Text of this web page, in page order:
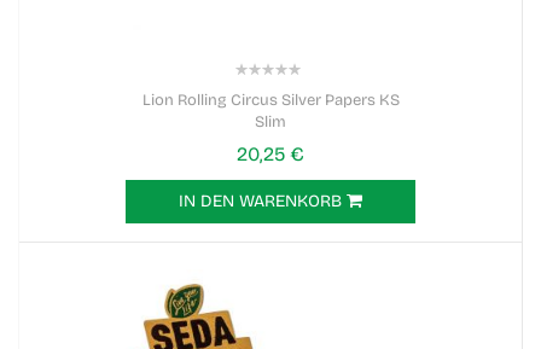
Lion Rolling Circus Silver Papers KS
Slim
20,25 €
IN DEN WARENKORB